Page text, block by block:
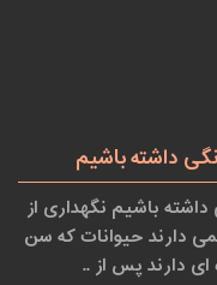
داشته باشیم
باشیم نگهداری از
دارند حیوانات که سن
دارند پس از ..